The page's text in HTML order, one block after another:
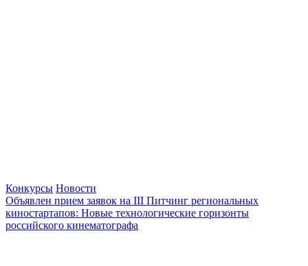
Конкурсы Новости
Объявлен прием заявок на III Питчинг региональных
киностартапов: Новые технологические горизонты
российского кинематографа